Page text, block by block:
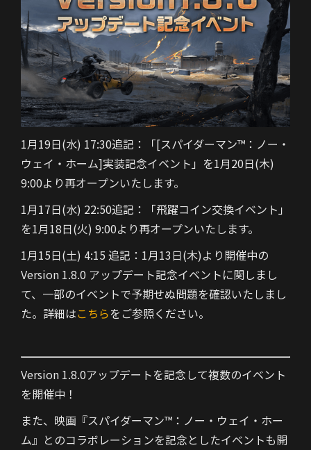
1月19日(水) 17:30追記：「[スパイダーマン™：ノー・
ウェイ・ホーム]実装記念イベント」を1月20日(木)
9:00より再オープンいたします。
1月17日(水) 22:50追記：「飛躍コイン交換イベント」
を1月18日(火) 9:00より再オープンいたします。
1月15日(土) 4:15 追記： 1月13日(木)より開催中の
Version 1.8.0 アップデート記念イベントに関しまし
て、一部のイベントで予期せぬ問題を確認いたしまし
た。 詳細はこちらをご参照ください。
Version 1.8.0アップデートを記念して複数のイベント
を開催中！
また、映画『スパイダーマン™：ノー・ウェイ・ホー
ム』とのコラボレーションを記念としたイベントも開